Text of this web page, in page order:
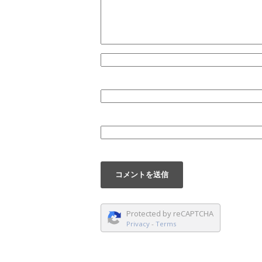
Protected by reCAPTCHA
Privacy - Terms